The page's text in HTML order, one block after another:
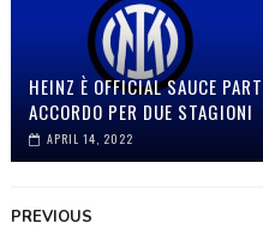
HEINZ È OFFICIAL SAUCE
ACCORDO PER DUE STAGIONI
APRIL 14, 2022
PREVIOUS